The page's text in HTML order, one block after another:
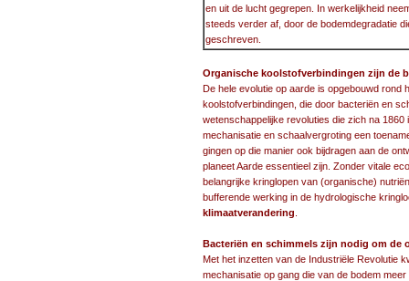
en uit de lucht gegrepen. In werkelijkheid
steeds verder af, door de bodemdegradatie
geschreven.
Organische koolstofverbindingen zijn de
De hele evolutie op aarde is opgebouwd rond
koolstofverbindingen, die door bacteriën en
wetenschappelijke revoluties die zich na
mechanisatie en schaalvergroting een
gingen op die manier ook bijdragen aan de
planeet Aarde essentieel zijn. Zonder vitale
belangrijke kringlopen van (organische)
bufferende werking in de hydrologische
klimaatverandering
Bacteriën en schimmels zijn nodig om
Met het inzetten van de Industriële Revolutie
mechanisatie op gang die van de bodem